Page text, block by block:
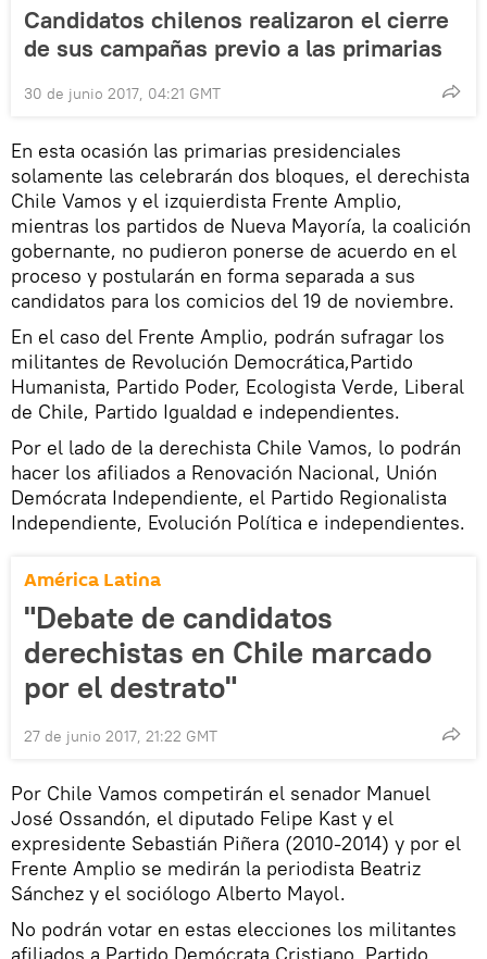
Candidatos chilenos realizaron el cierre
de sus campañas previo a las primarias
30 de junio 2017, 04:21 GMT
En esta ocasión las primarias presidenciales
solamente las celebrarán dos bloques, el derechista
Chile Vamos y el izquierdista Frente Amplio,
mientras los partidos de Nueva Mayoría, la coalición
gobernante, no pudieron ponerse de acuerdo en el
proceso y postularán en forma separada a sus
candidatos para los comicios del 19 de noviembre.
En el caso del Frente Amplio, podrán sufragar los
militantes de Revolución Democrática,Partido
Humanista, Partido Poder, Ecologista Verde, Liberal
de Chile, Partido Igualdad e independientes.
Por el lado de la derechista Chile Vamos, lo podrán
hacer los afiliados a Renovación Nacional, Unión
Demócrata Independiente, el Partido Regionalista
Independiente, Evolución Política e independientes.
América Latina
"Debate de candidatos
derechistas en Chile marcado
por el destrato"
27 de junio 2017, 21:22 GMT
Por Chile Vamos competirán el senador Manuel
José Ossandón, el diputado Felipe Kast y el
expresidente Sebastián Piñera (2010-2014) y por el
Frente Amplio se medirán la periodista Beatriz
Sánchez y el sociólogo Alberto Mayol.
No podrán votar en estas elecciones los militantes
afiliados a Partido Demócrata Cristiano, Partido